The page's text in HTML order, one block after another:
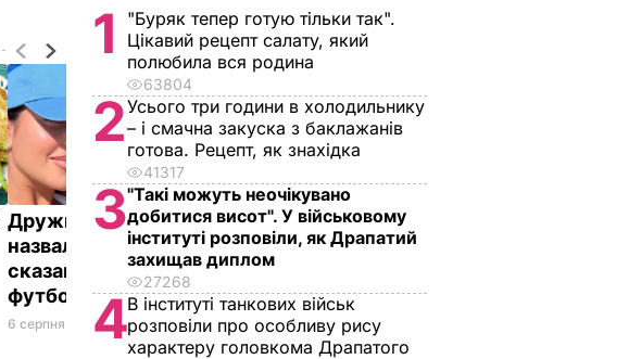
Дружину Роналду
назвали товстою. Що
сказав її кривдникам
футболіст
6 серпня, 18.05БУЛЬВАР
Платіжки стануть
меншими – дієві
поради "без води", як
не переплачувати за
комуналку
6 серпня, 17.13 БУЛЬВАР
1
"Буряк тепер готую тільки так".
Цікавий рецепт салату, який
полюбила вся родина
63804
2Усього три години в холодильнику
– і смачна закуска з баклажанів
готова. Рецепт, як знахідка
41317
3"Такі можуть неочікувано
добитися висот". У військовому
інституті розповіли, як Драпатий
захищав диплом
27268
4В інституті танкових військ
розповіли про особливу рису
характеру головкома Драпатого